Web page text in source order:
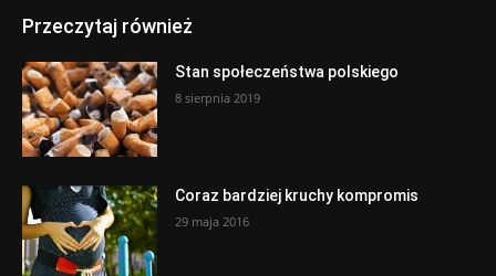
Przeczytaj również
Stan społeczeństwa polskiego
8 sierpnia 2019
Coraz bardziej kruchy kompromis
29 maja 2016